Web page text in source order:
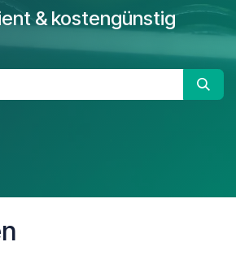
& kostengünstig